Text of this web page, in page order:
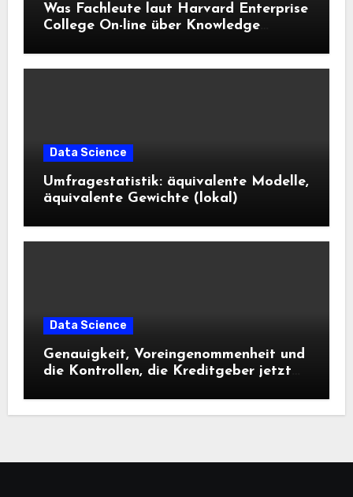
Was Fachleute laut Harvard Enterprise
College On-line über Knowledge
Data Science
Umfragestatistik: äquivalente Modelle,
äquivalente Gewichte (lokal)
Data Science
Genauigkeit, Voreingenommenheit und
die Kontrollen, die Kreditgeber jetzt